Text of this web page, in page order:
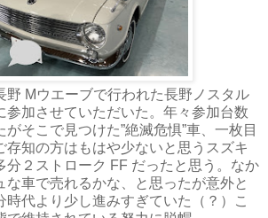
野 Mウエーブで行われた長野ノスタル
参加させていただいた。年々参加台数
がそこで見つけた”絶滅危惧”車、一枚目
存知の方はもはや少ないと思うスズキ
分２ストローク FF だったと思う。なか
な車で売れるかな、と思ったが意外と
時代より少し進みすぎていた（？）こ